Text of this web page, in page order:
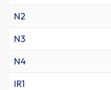
N2
N3
N4
IR1